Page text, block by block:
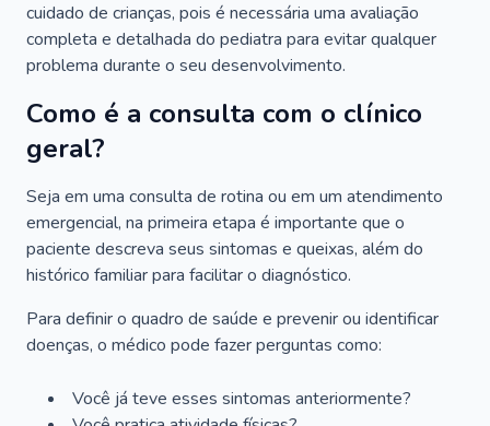
cuidado de crianças, pois é necessária uma avaliação
completa e detalhada do pediatra para evitar qualquer
problema durante o seu desenvolvimento.
Como é a consulta com o clínico
geral?
Seja em uma consulta de rotina ou em um atendimento
emergencial, na primeira etapa é importante que o
paciente descreva seus sintomas e queixas, além do
histórico familiar para facilitar o diagnóstico.
Para definir o quadro de saúde e prevenir ou identificar
doenças, o médico pode fazer perguntas como:
Você já teve esses sintomas anteriormente?